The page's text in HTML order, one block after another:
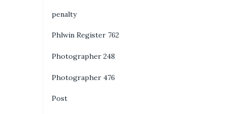
penalty
Phlwin Register 762
Photographer 248
Photographer 476
Post